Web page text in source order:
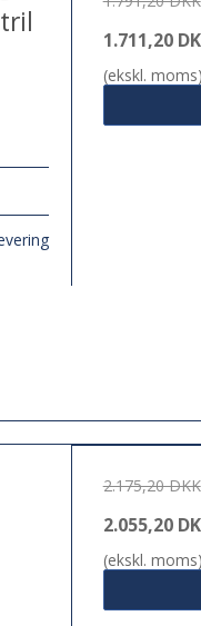
1.711,20
(ekskl. moms)
2.175,20 DKK
2.055,20
(ekskl. moms)